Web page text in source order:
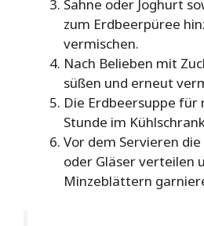
Sahne oder Joghurt
zum Erdbeerpüree
vermischen.
Nach Belieben mit
süßen und erneut
Die Erdbeersuppe für
Stunde im
Vor dem Servieren die
oder Gläser verteilen
Minzeblättern